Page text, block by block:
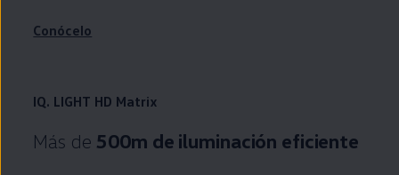
Conócelo
IQ. LIGHT HD Matrix
Más de 500m de iluminación eficiente